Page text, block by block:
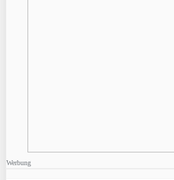
Werbung